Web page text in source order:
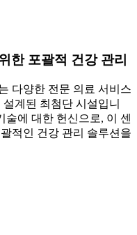
한 포괄적 건강 관리
다양한 전문 의료 서비스
계된 최첨단 시설입니
에 대한 헌신으로, 이 센
적인 건강 관리 솔루션을